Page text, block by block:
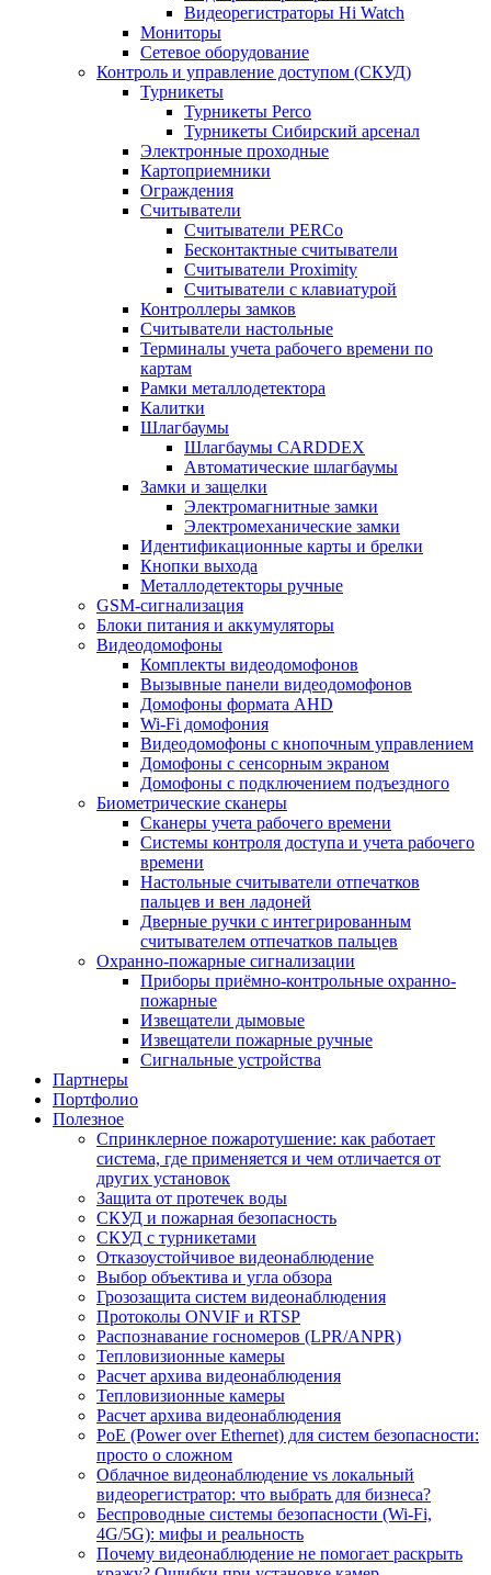
Видеорегистраторы Hi Watch
Мониторы
Сетевое оборудование
Контроль и управление доступом (СКУД)
Турникеты
Турникеты Perco
Турникеты Сибирский арсенал
Электронные проходные
Картоприемники
Ограждения
Считыватели
Считыватели PERCo
Бесконтактные считыватели
Считыватели Proximity
Считыватели с клавиатурой
Контроллеры замков
Считыватели настольные
Терминалы учета рабочего времени по
картам
Рамки металлодетектора
Калитки
Шлагбаумы
Шлагбаумы CARDDEX
Автоматические шлагбаумы
Замки и защелки
Электромагнитные замки
Электромеханические замки
Идентификационные карты и брелки
Кнопки выхода
Металлодетекторы ручные
GSM-сигнализация
Блоки питания и аккумуляторы
Видеодомофоны
Комплекты видеодомофонов
Вызывные панели видеодомофонов
Домофоны формата AHD
Wi-Fi домофония
Видеодомофоны с кнопочным управлением
Домофоны с сенсорным экраном
Домофоны с подключением подъездного
Биометрические сканеры
Сканеры учета рабочего времени
Системы контроля доступа и учета рабочего
времени
Настольные считыватели отпечатков
пальцев и вен ладоней
Дверные ручки с интегрированным
считывателем отпечатков пальцев
Охранно-пожарные сигнализации
Приборы приёмно-контрольные охранно-
пожарные
Извещатели дымовые
Извещатели пожарные ручные
Сигнальные устройства
Партнеры
Портфолио
Полезное
Спринклерное пожаротушение: как работает
система, где применяется и чем отличается от
других установок
Защита от протечек воды
СКУД и пожарная безопасность
СКУД с турникетами
Отказоустойчивое видеонаблюдение
Выбор объектива и угла обзора
Грозозащита систем видеонаблюдения
Протоколы ONVIF и RTSP
Распознавание госномеров (LPR/ANPR)
Тепловизионные камеры
Расчет архива видеонаблюдения
Тепловизионные камеры
Расчет архива видеонаблюдения
PoE (Power over Ethernet) для систем безопасности:
просто о сложном
Облачное видеонаблюдение vs локальный
видеорегистратор: что выбрать для бизнеса?
Беспроводные системы безопасности (Wi-Fi,
4G/5G): мифы и реальность
Почему видеонаблюдение не помогает раскрыть